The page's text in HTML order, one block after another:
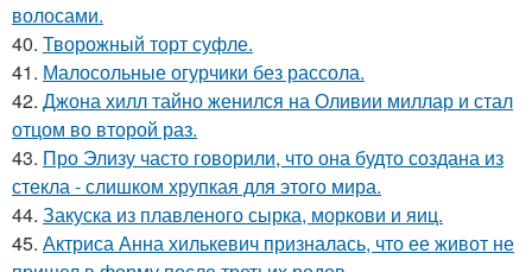
волосами.
40. Творожный торт суфле.
41. Малосольные огурчики без рассола.
42. Джона хилл тайно женился на Оливии миллар и стал
отцом во второй раз.
43. Про Элизу часто говорили, что она будто создана из
стекла - слишком хрупкая для этого мира.
44. Закуска из плавленого сырка, моркови и яиц.
45. Актриса Анна хилькевич призналась, что ее живот не